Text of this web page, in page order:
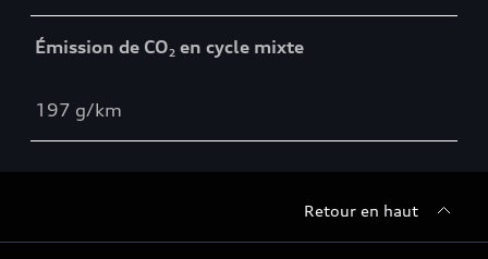
Émission de CO2 en cycle mixte
197 g/km
Retour en haut